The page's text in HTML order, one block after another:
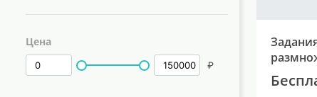
Цена
₽